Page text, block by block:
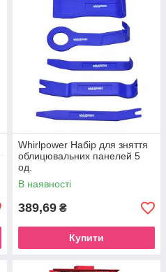
Whirlpower Набір для зняття
облицювальних панелей 5
од.
В наявності
389,69 ₴
Купити